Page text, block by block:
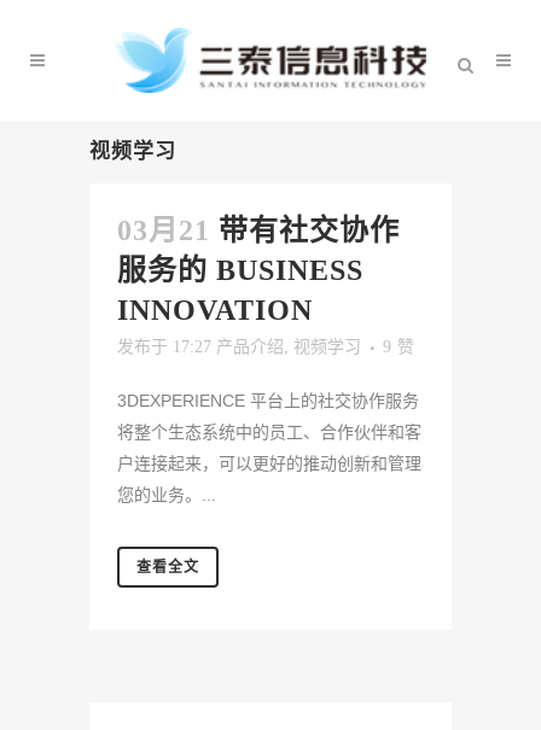
视频学习
03月21 带有社交协作
服务的 BUSINESS
INNOVATION
发布于 17:27 产品介绍, 视频学习 9 赞
3DEXPERIENCE 平台上的社交协作服务
将整个生态系统中的员工、合作伙伴和客
户连接起来，可以更好的推动创新和管理
您的业务。...
查看全文